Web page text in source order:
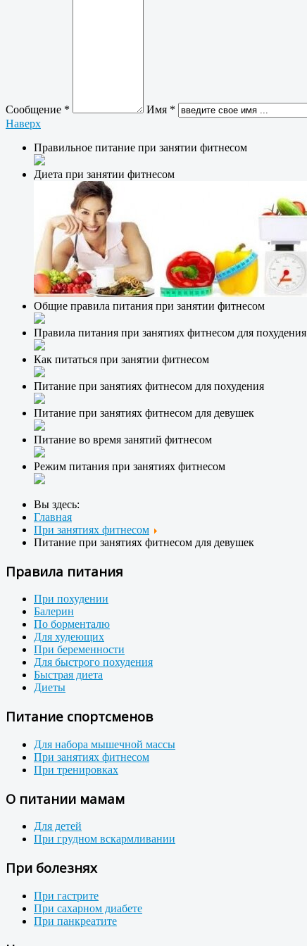
Сообщение * Имя *
Наверх
Правильное питание при занятии фитнесом
Диета при занятии фитнесом
Общие правила питания при занятии фитнесом
Правила питания при занятиях фитнесом для похудения
Как питаться при занятии фитнесом
Питание при занятиях фитнесом для похудения
Питание при занятиях фитнесом для девушек
Питание во время занятий фитнесом
Режим питания при занятиях фитнесом
Вы здесь:
Главная
При занятиях фитнесом
Питание при занятиях фитнесом для девушек
Правила питания
При похудении
Балерин
По борменталю
Для худеющих
При беременности
Для быстрого похудения
Быстрая диета
Диеты
Питание спортсменов
Для набора мышечной массы
При занятиях фитнесом
При тренировках
О питании мамам
Для детей
При грудном вскармливании
При болезнях
При гастрите
При сахарном диабете
При панкреатите